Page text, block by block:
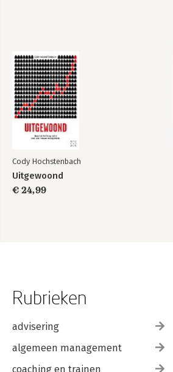
Cody Hochstenbach
Uitgewoond
€ 24,99
Rubrieken
advisering
algemeen management
coaching en trainen